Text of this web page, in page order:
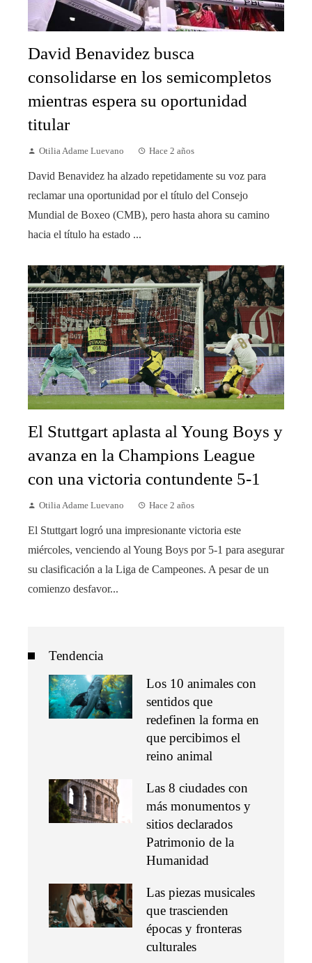
David Benavidez busca
consolidarse en los semicompletos
mientras espera su oportunidad
titular
Otilia Adame Luevano Hace 2 años
David Benavidez ha alzado repetidamente su voz para
reclamar una oportunidad por el título del Consejo
Mundial de Boxeo (CMB), pero hasta ahora su camino
hacia el título ha estado ...
El Stuttgart aplasta al Young Boys y
avanza en la Champions League
con una victoria contundente 5-1
Otilia Adame Luevano Hace 2 años
El Stuttgart logró una impresionante victoria este
miércoles, venciendo al Young Boys por 5-1 para asegurar
su clasificación a la Liga de Campeones. A pesar de un
comienzo desfavor...
Tendencia
Los 10 animales con
sentidos que
redefinen la forma en
que percibimos el
reino animal
Las 8 ciudades con
más monumentos y
sitios declarados
Patrimonio de la
Humanidad
Las piezas musicales
que trascienden
épocas y fronteras
culturales